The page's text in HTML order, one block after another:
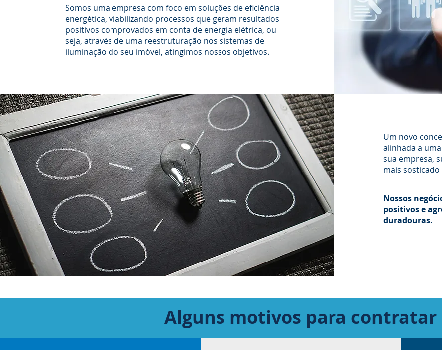
Somos uma empresa com foco em soluções de eficiência
energética, viabilizando processos que geram resultados
positivos comprovados em conta de energia elétrica, ou
seja, através de uma reestruturação nos sistemas de
iluminação do seu imóvel, atingimos nossos objetivos.
Um novo
alinhada a
sua empresa,
mais sosticado
Nossos
positivos e
duradouras.
Alguns motivos para contratar